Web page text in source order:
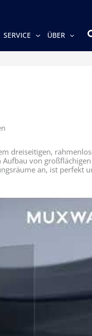
SERVICE ÜBER
dreiseitigen,
von
an, ist perfekt